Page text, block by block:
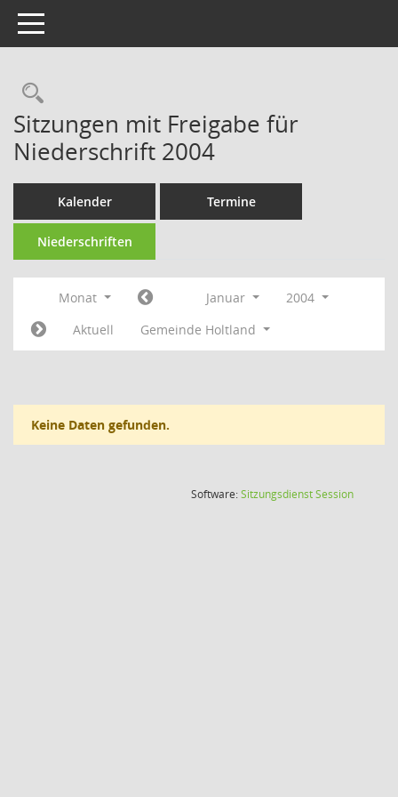
Toggle navigation
Rechercheauswahl
Sitzungen mit Freigabe für
Niederschrift 2004
Kalender Termine
Niederschriften
Monat Januar
2004
Aktuell
Gemeinde Holtland
Keine Daten gefunden.
Software:SitzungsdienstSession(Wird in